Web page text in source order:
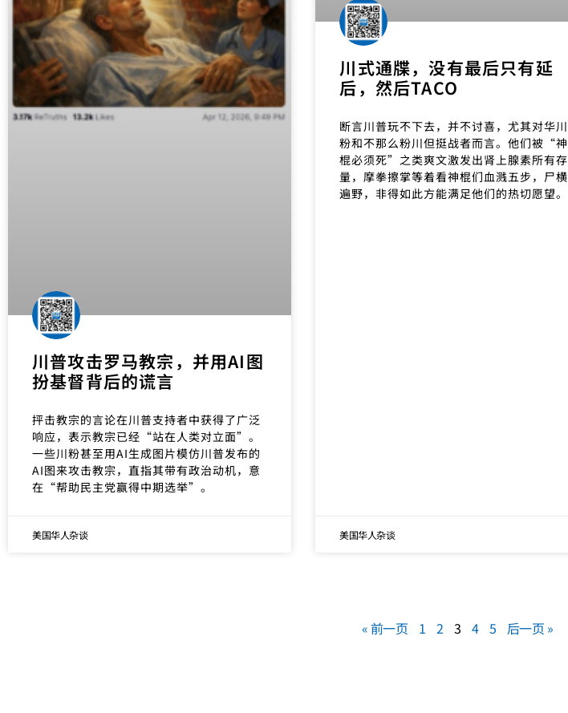
川普攻击罗马教宗，并用AI图
扮基督背后的谎言
抨击教宗的言论在川普支持者中获得了广泛
响应，表示教宗已经“站在人类对立面”。
一些川粉甚至用AI生成图片模仿川普发布的
AI图来攻击教宗，直指其带有政治动机，意
在“帮助民主党赢得中期选举”。
美国华人杂谈
川式通牒，没有最后只有延
后，然后TACO
断言川普玩不下去，并不讨喜，尤其对华川
粉和不那么粉川但挺战者而言。他们被“神
棍必须死”之类爽文激发出肾上腺素所有存
量，摩拳擦掌等着看神棍们血溅五步，尸横
遍野，非得如此方能满足他们的热切愿望。
美国华人杂谈
« 前一页 1 2 3 4 5 后一页 »